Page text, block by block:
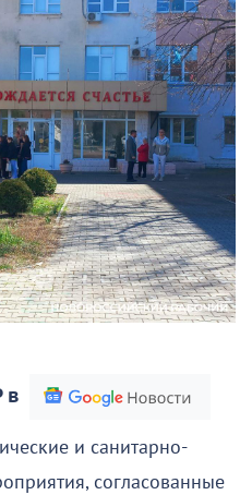
в
и санитарно-
согласованные